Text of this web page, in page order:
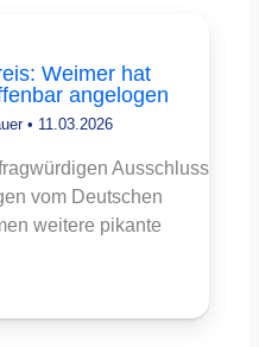
Weimer hat
angelogen
• 11.03.2026
Ausschluss
vom Deutschen
weitere pikante